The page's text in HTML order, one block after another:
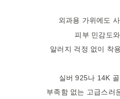
외과용 가위에도
피부 민감도와
알러지 걱정 없이 착
실버 925나 14K
부족함 없는 고급스러